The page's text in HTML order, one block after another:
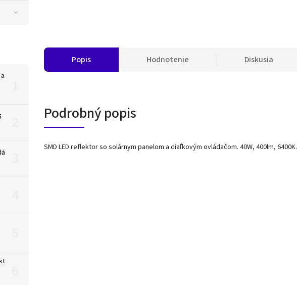
Popis Hodnotenie Diskusia
Podrobný popis
SMD LED reflektor so solárnym panelom a diaľkovým ovládačom. 40W, 400lm, 6400K.